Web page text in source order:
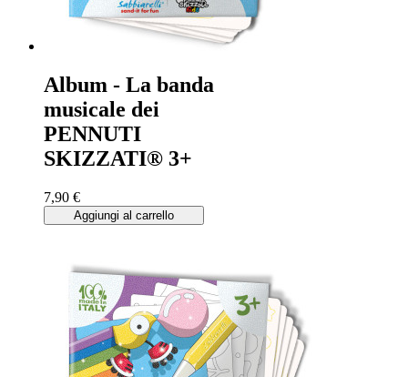
Album - La banda
musicale dei
PENNUTI
SKIZZATI® 3+
7,90 €
Aggiungi al carrello